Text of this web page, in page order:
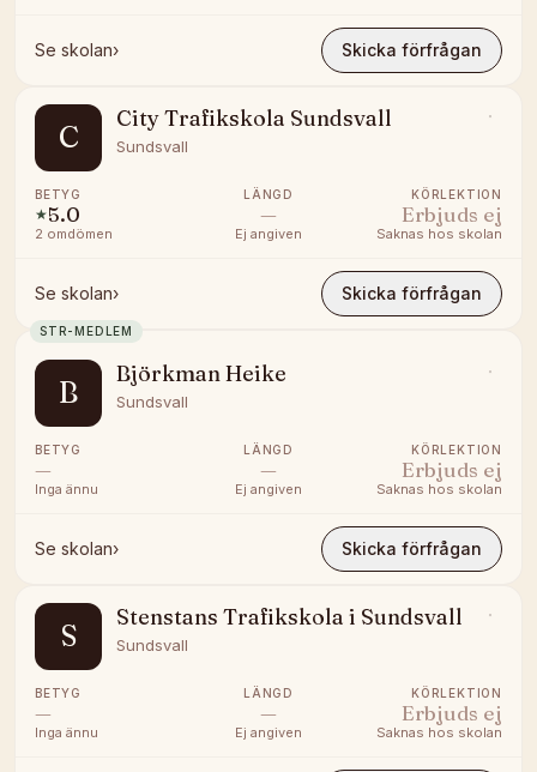
Se skolan› Skicka förfrågan
C
City Trafikskola Sundsvall
Sundsvall
BETYG
★5.0
2 omdömen
LÄNGD
—
Ej angiven
KÖRLEKTION
Erbjuds ej
Saknas hos skolan
Se skolan› Skicka förfrågan
STR-MEDLEM
B
Björkman Heike
Sundsvall
BETYG
—
Inga ännu
LÄNGD
—
Ej angiven
KÖRLEKTION
Erbjuds ej
Saknas hos skolan
Se skolan› Skicka förfrågan
S
Stenstans Trafikskola i Sundsvall
Sundsvall
BETYG
—
Inga ännu
LÄNGD
—
Ej angiven
KÖRLEKTION
Erbjuds ej
Saknas hos skolan